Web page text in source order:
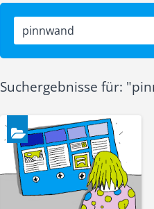
Suchergebnisse für: